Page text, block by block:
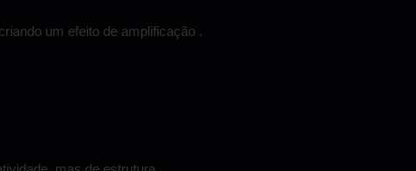
um efeito de amplificação .